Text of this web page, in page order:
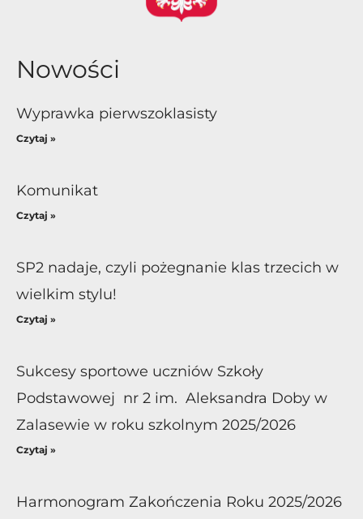
Nowości
Wyprawka pierwszoklasisty
Czytaj »
Komunikat
Czytaj »
SP2 nadaje, czyli pożegnanie klas trzecich w
wielkim stylu!
Czytaj »
Sukcesy sportowe uczniów Szkoły
Podstawowej nr 2 im. Aleksandra Doby w
Zalasewie w roku szkolnym 2025/2026
Czytaj »
Harmonogram Zakończenia Roku 2025/2026